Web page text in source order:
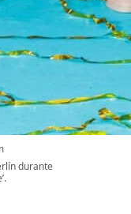
durante